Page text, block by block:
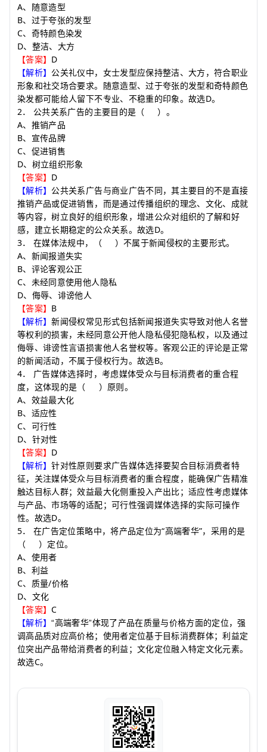
A、随意造型
B、过于夸张的发型
C、奇特颜色染发
D、整洁、大方
【答案】 D
【解析】 公关礼仪中，女士发型应保持整洁、大方，符合职业
形象和社交场合要求。随意造型、过于夸张的发型和奇特颜色
染发都可能给人留下不专业、不稳重的印象。故选D。
2． 公共关系广告的主要目的是 （ ） 。
A、推销产品
B、宣传品牌
C、促进销售
D、树立组织形象
【答案】 D
【解析】 公共关系广告与商业广告不同，其主要目的不是直接
推销产品或促进销售，而是通过传播组织的理念、文化、成就
等内容，树立良好的组织形象，增进公众对组织的了解和好
感，建立长期稳定的公众关系。故选D。
3． 在媒体法规中， （ ） 不属于新闻侵权的主要形式。
A、新闻报道失实
B、评论客观公正
C、未经同意使用他人隐私
D、侮辱、诽谤他人
【答案】 B
【解析】新闻侵权常见形式包括新闻报道失实导致对他人名誉
等权利的损害，未经同意公开他人隐私侵犯隐私权，以及通过
侮辱、诽谤性言语损害他人名誉权等。客观公正的评论是正常
的新闻活动，不属于侵权行为。故选B。
4．
广告媒体选择时，考虑媒体受众与目标消费者的重合程
度，这体现的是 （ ） 原则。
A、效益最大化
B、适应性
C、可行性
D、针对性
【答案】 D
【解析】针对性原则要求广告媒体选择要契合目标消费者特
征，关注媒体受众与目标消费者的重合程度，能确保广告精准
触达目标人群；效益最大化侧重投入产出比；适应性考虑媒体
与产品、市场等的适配；可行性强调媒体选择的实际可操作
性。故选D。
5． 在广告定位策略中，将产品定位为“高端奢华”，采用的是
（
） 定位。
A、使用者
B、利益
C、质量/价格
D、文化
【答案】C
【解析】“高端奢华”体现了产品在质量与价格方面的定位，强
调高品质对应高价格；使用者定位基于目标消费群体；利益定
位突出产品带给消费者的利益；文化定位融入特定文化元素。
故选C。